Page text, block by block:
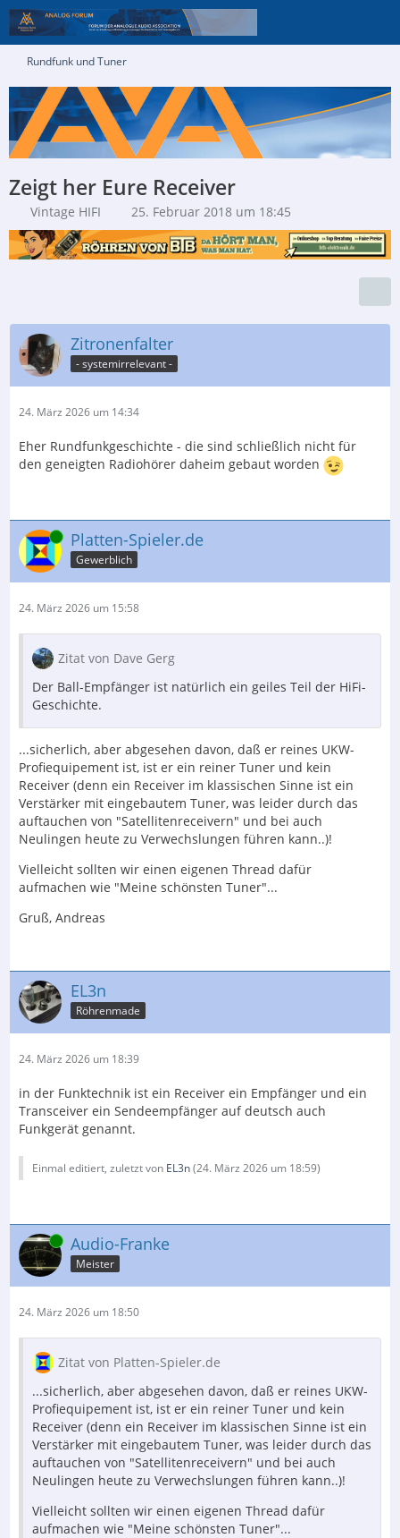
Rundfunk und Tuner
Zeigt her Eure Receiver
Vintage HIFI 25. Februar 2018 um 18:45
Zitronenfalter
- systemirrelevant -
24. März 2026 um 14:34
Eher Rundfunkgeschichte - die sind schließlich nicht für
den geneigten Radiohörer daheim gebaut worden
Online Platten-Spieler.de
Gewerblich
24. März 2026 um 15:58
Zitat von Dave Gerg
Der Ball-Empfänger ist natürlich ein geiles Teil der HiFi-
Geschichte.
...sicherlich, aber abgesehen davon, daß er reines UKW-
Profiequipement ist, ist er ein reiner Tuner und kein
Receiver (denn ein Receiver im klassischen Sinne ist ein
Verstärker mit eingebautem Tuner, was leider durch das
auftauchen von "Satellitenreceivern" und bei auch
Neulingen heute zu Verwechslungen führen kann..)!
Vielleicht sollten wir einen eigenen Thread dafür
aufmachen wie "Meine schönsten Tuner"...
Gruß, Andreas
EL3n
Röhrenmade
24. März 2026 um 18:39
in der Funktechnik ist ein Receiver ein Empfänger und ein
Transceiver ein Sendeempfänger auf deutsch auch
Funkgerät genannt.
Einmal editiert, zuletzt von EL3n(24. März 2026 um 18:59)
Online Audio-Franke
Meister
24. März 2026 um 18:50
Zitat von Platten-Spieler.de
...sicherlich, aber abgesehen davon, daß er reines UKW-
Profiequipement ist, ist er ein reiner Tuner und kein
Receiver (denn ein Receiver im klassischen Sinne ist ein
Verstärker mit eingebautem Tuner, was leider durch das
auftauchen von "Satellitenreceivern" und bei auch
Neulingen heute zu Verwechslungen führen kann..)!
Vielleicht sollten wir einen eigenen Thread dafür
aufmachen wie "Meine schönsten Tuner"...